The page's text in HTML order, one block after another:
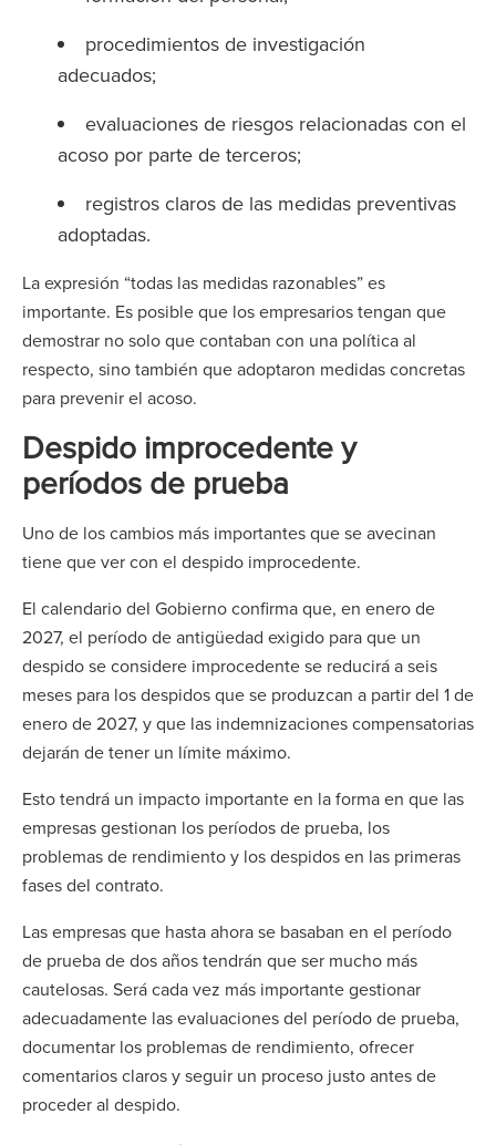
procedimientos de investigación
adecuados;
evaluaciones de riesgos relacionadas con el
acoso por parte de terceros;
registros claros de las medidas preventivas
adoptadas.
La expresión “todas las medidas razonables” es
importante. Es posible que los empresarios tengan que
demostrar no solo que contaban con una política al
respecto, sino también que adoptaron medidas concretas
para prevenir el acoso.
Despido improcedente y
períodos de prueba
Uno de los cambios más importantes que se avecinan
tiene que ver con el despido improcedente.
El calendario del Gobierno confirma que, en enero de
2027, el período de antigüedad exigido para que un
despido se considere improcedente se reducirá a seis
meses para los despidos que se produzcan a partir del 1 de
enero de 2027, y que las indemnizaciones compensatorias
dejarán de tener un límite máximo.
Esto tendrá un impacto importante en la forma en que las
empresas gestionan los períodos de prueba, los
problemas de rendimiento y los despidos en las primeras
fases del contrato.
Las empresas que hasta ahora se basaban en el período
de prueba de dos años tendrán que ser mucho más
cautelosas. Será cada vez más importante gestionar
adecuadamente las evaluaciones del período de prueba,
documentar los problemas de rendimiento, ofrecer
comentarios claros y seguir un proceso justo antes de
proceder al despido.